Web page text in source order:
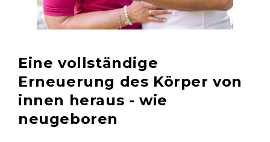
Eine vollständige
Erneuerung des Körper von
innen heraus - wie
neugeboren